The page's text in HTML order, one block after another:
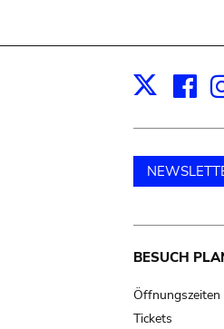
X
Main
BESUCH
Öffnungszeiten
Tickets